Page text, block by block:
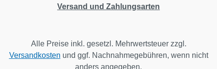
Versand und Zahlungsarten
Alle Preise inkl. gesetzl. Mehrwertsteuer zzgl.
Versandkosten und ggf. Nachnahmegebühren, wenn nicht
anders angegeben.